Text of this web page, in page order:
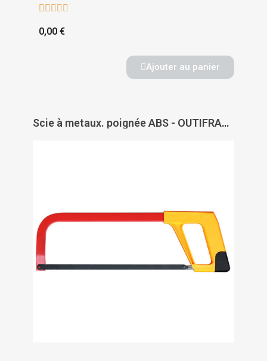
    
0,00 €
Ajouter au panier
Scie à metaux. poignée ABS - OUTIFRANCE